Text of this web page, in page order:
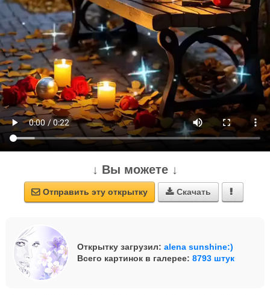
↓ Вы можете ↓
 Отправить эту открытку  Скачать 
Открытку загрузил: alena sunshine:)
Всего картинок в галерее: 8793 штук